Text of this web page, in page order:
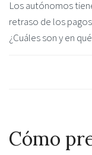
Los autónomos
retraso de los
¿Cuáles son y en
Cómo